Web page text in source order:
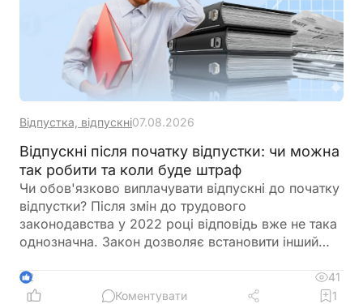
Відпустка, відпускні07.08.2026
Відпускні після початку відпустки: чи можна
так робити та коли буде штраф
Чи обов'язково виплачувати відпускні до початку
відпустки? Після змін до трудового
законодавства у 2022 році відповідь вже не така
однозначна. Закон дозволяє встановити інший
передбачено трудовим або колективним
договором. Розбираємося, коли роботодавець
2
41
Коментувати
1